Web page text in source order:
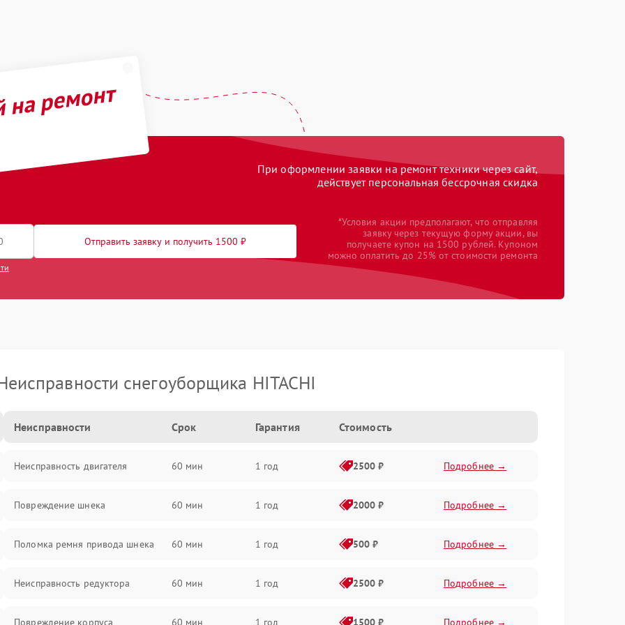
ремонт
При оформлении заявки на ремонт техники через сайт,
действует персональная бессрочная скидка
Отправить заявку и получить 1500 ₽
*Условия акции предполагают, что отправляя
заявку через текущую форму акции, вы
получаете купон на 1500 рублей. Купоном
можно оплатить до 25% от стоимости ремонта
снегоуборщика HITACHI
Неисправности Срок Гарантия Стоимость
Неисправность двигателя 60 мин 1 год 2500 ₽ Подробнее →
Повреждение шнека 60 мин 1 год 2000 ₽ Подробнее →
Поломка ремня привода шнека 60 мин 1 год 500 ₽ Подробнее →
Неисправность редуктора 60 мин 1 год 2500 ₽ Подробнее →
Повреждение корпуса 60 мин 1 год 1500 ₽ Подробнее →